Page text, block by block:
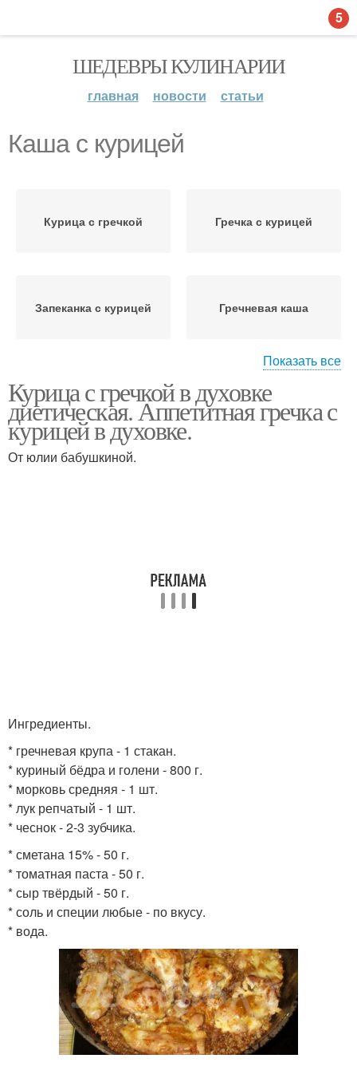
ШЕДЕВРЫ КУЛИНАРИИ
главная новости статьи
Каша с курицей
Курица с гречкой Гречка с курицей
Запеканка с курицей Гречневая каша
Курица с рисом Каша с тушенкой
Показать все
Курица с гречкой в духовке
диетическая. Аппетитная гречка с
курицей в духовке.
От юлии бабушкиной.
Ингредиенты.
* гречневая крупа - 1 стакан.
* куриный бёдра и голени - 800 г.
* морковь средняя - 1 шт.
* лук репчатый - 1 шт.
* чеснок - 2-3 зубчика.
* сметана 15% - 50 г.
* томатная паста - 50 г.
* сыр твёрдый - 50 г.
* соль и специи любые - по вкусу.
* вода.
5